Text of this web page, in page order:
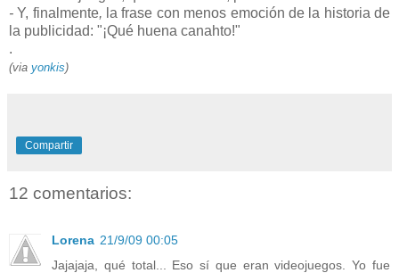
- Y, finalmente, la frase con menos emoción de la historia de
la publicidad: "¡Qué huena canahto!"
.
(via yonkis)
Compartir
12 comentarios:
Lorena 21/9/09 00:05
Jajajaja, qué total... Eso sí que eran videojuegos. Yo fue